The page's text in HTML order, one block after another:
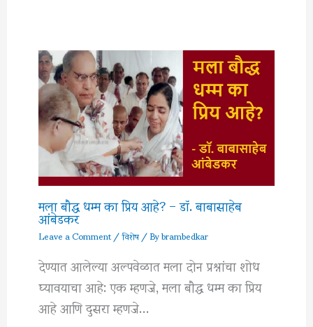
मला बौद्ध धम्म का प्रिय आहे? – डॉ. बाबासाहेब
आंबेडकर
Leave a Comment/विशेष/ Bybrambedkar
देण्यात आलेल्या अल्पवेळात मला दोन प्रश्नांचा शोध
घ्यावयाचा आहे: एक म्हणजे, मला बौद्ध धम्म का प्रिय
आहे आणि दुसरा म्हणजे…